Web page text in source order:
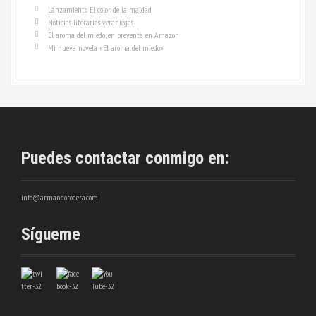
Lanzamiento El color de la maldad
Noticias literarias veraniegas
El aroma del miedo, en preventa en Amazon
Mi nueva novela «El aroma del miedo»
Puedes contactar conmigo en:
info@armandorodera.com
Sígueme